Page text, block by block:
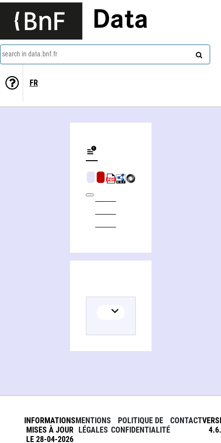
Data
search in data.bnf.fr
FR
INFORMATIONS
MISES À JOUR
LE 28-04-2026
MENTIONS
LÉGALES
POLITIQUE DE
CONFIDENTIALITÉ
CONTACT